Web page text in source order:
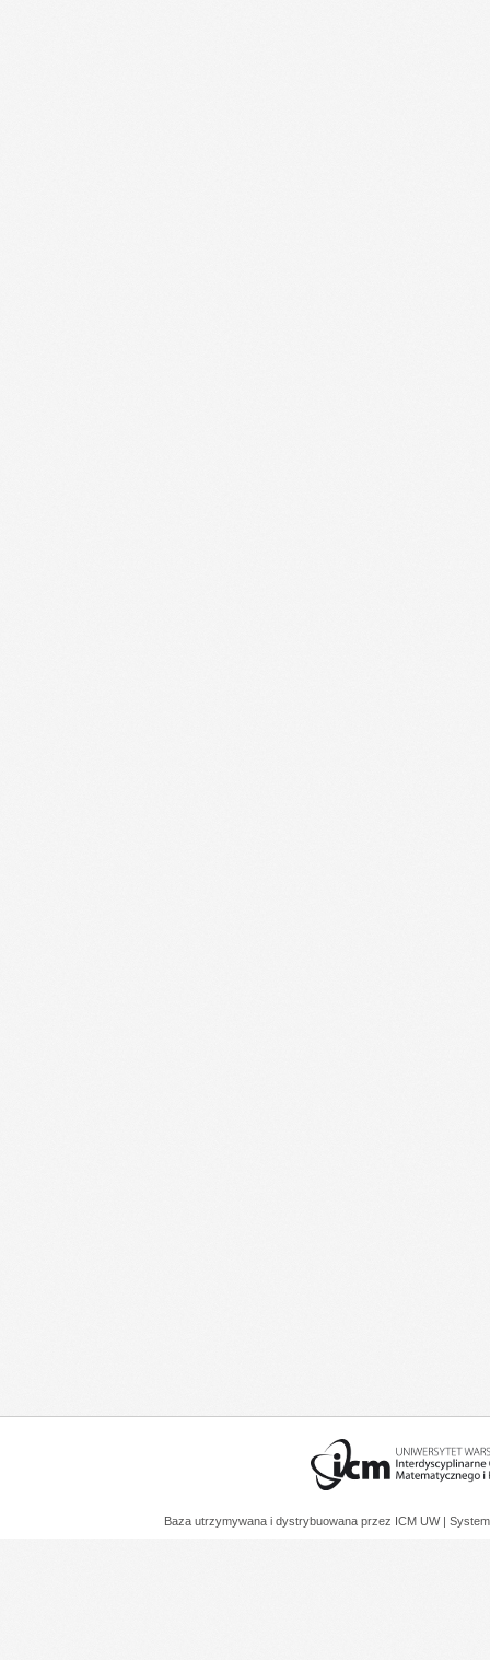
Baza utrzymywana i dystrybuowana przez ICM UW |